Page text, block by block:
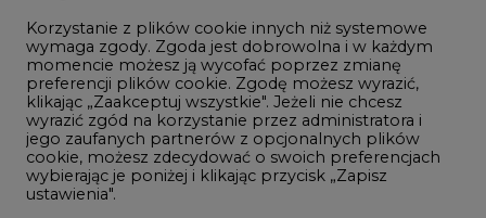
Innowacje i AI
Telekomunikacja i IT
Handel emisjami CO2
Wodór
Górnictwo
Korzystanie z plików cookie innych niż systemowe
wymaga zgody. Zgoda jest dobrowolna i w każdym
momencie możesz ją wycofać poprzez zmianę
preferencji plików cookie. Zgodę możesz wyrazić,
klikając „Zaakceptuj wszystkie". Jeżeli nie chcesz
wyrazić zgód na korzystanie przez administratora i
jego zaufanych partnerów z opcjonalnych plików
cookie, możesz zdecydować o swoich preferencjach
wybierając je poniżej i klikając przycisk „Zapisz
ustawienia".